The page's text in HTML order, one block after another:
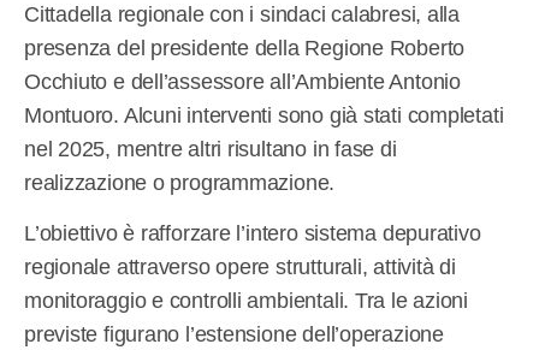
Cittadella regionale con i sindaci calabresi, alla
presenza del presidente della Regione Roberto
Occhiuto e dell’assessore all’Ambiente Antonio
Montuoro. Alcuni interventi sono già stati completati
nel 2025, mentre altri risultano in fase di
realizzazione o programmazione.
L’obiettivo è rafforzare l’intero sistema depurativo
regionale attraverso opere strutturali, attività di
monitoraggio e controlli ambientali. Tra le azioni
previste figurano l’estensione dell’operazione